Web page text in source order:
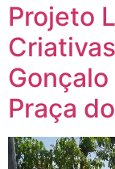
Projeto
Praça